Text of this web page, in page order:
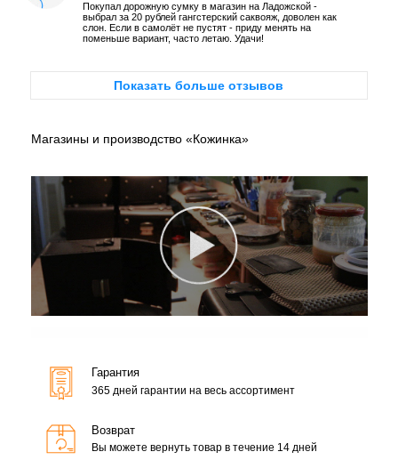
Покупал дорожную сумку в магазин на Ладожской -
выбрал за 20 рублей гангстерский саквояж, доволен как
слон. Если в самолёт не пустят - приду менять на
поменьше вариант, часто летаю. Удачи!
Показать больше отзывов
Магазины и производство «Кожинка»
Гарантия
365 дней гарантии на весь ассортимент
Возврат
Вы можете вернуть товар в течение 14 дней